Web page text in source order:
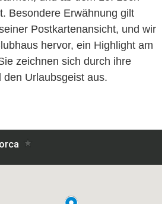
Besondere Erwähnung gilt
Postkartenansicht, und wir
hervor, ein Highlight am
zeichnen sich durch ihre
den Urlaubsgeist aus.